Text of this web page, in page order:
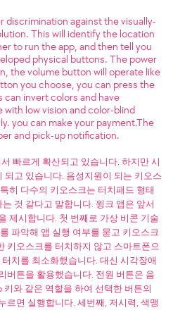
discrimination against the visually-
This will identify the location
to run the app, and then tell you
physical buttons. The power
the volume button will operate like
you choose, you can press the
invert colors and have
with low vision and color-blind
you can make your payment.The
and pick-up notification.
빠르게 확산되고 있습니다. 하지만 시
되고 있습니다. 음성지원이 되는 키오스
히 다수의 키오스크는 터치패드 형태
것 같다고 말합니다. 윙크 앱은 앞서
제시합니다. 첫 번째로 가상 비콘 기술
파악해 앱 실행 여부를 묻고 키오스크
키오스크를 터치하지 않고 스마트폰으
치를 최소화했습니다. 대신 시각장애
버튼을 활용했습니다. 전원 버튼은 음
키와 같은 역할을 하여 선택한 버튼의
르면 실행합니다. 세번째, 저시력, 색맹